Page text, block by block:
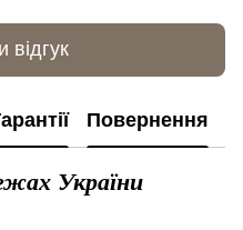
відгук
Повернення
України